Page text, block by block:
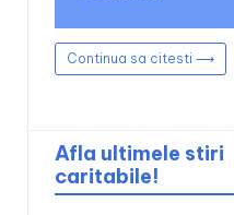
Continua sa citesti ⟶
Afla ultimele stiri
caritabile!